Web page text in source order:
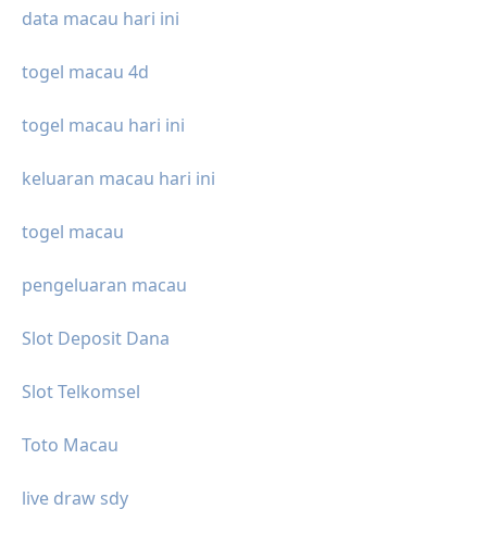
data macau hari ini
togel macau 4d
togel macau hari ini
keluaran macau hari ini
togel macau
pengeluaran macau
Slot Deposit Dana
Slot Telkomsel
Toto Macau
live draw sdy